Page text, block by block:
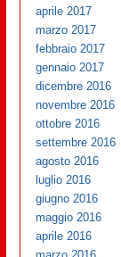
aprile 2017
marzo 2017
febbraio 2017
gennaio 2017
dicembre 2016
novembre 2016
ottobre 2016
settembre 2016
agosto 2016
luglio 2016
giugno 2016
maggio 2016
aprile 2016